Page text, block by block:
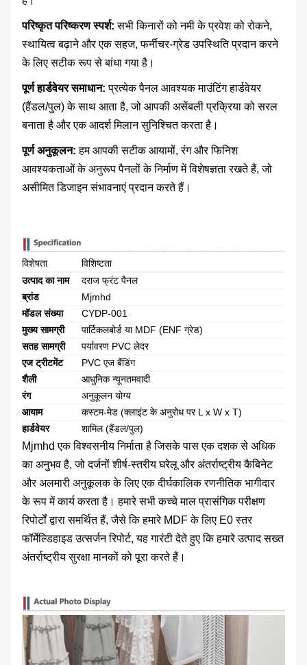
परिष्कृत परिष्करण स्पर्श: ​ सभी किनारों को नमी के प्रवेश को रोकने,
स्थायित्व बढ़ाने और एक सहज, फर्नीचर-ग्रेड उपस्थिति प्रदान करने
के लिए सटीक रूप से बांधा गया है।
पूर्ण हार्डवेयर समाधान: ​ प्रत्येक पैनल आवश्यक माउंटिंग हार्डवेयर
(हैंडल/पुल) के साथ आता है, जो आपकी असेंबली प्रक्रिया को सरल
बनाता है और एक आदर्श मिलान सुनिश्चित करता है।
पूर्ण अनुकूलन: ​ हम आपकी सटीक आयामों, रंग और फिनिश
आवश्यकताओं के अनुरूप पैनलों के निर्माण में विशेषज्ञता रखते हैं, जो
असीमित डिजाइन संभावनाएं प्रदान करते हैं।
विशेषता
विशिष्टता
उत्पाद का नाम
दराज फ्रंट पैनल
ब्रांड
Mjmhd
मॉडल संख्या
CYDP-001
मुख्य सामग्री
पार्टिकलबोर्ड या MDF (ENF ग्रेड)
सतह सामग्री
पर्यावरण PVC लेदर
एज ट्रीटमेंट
PVC एज बैंडिंग
शैली
आधुनिक न्यूनतमवादी
रंग
अनुकूलन योग्य
आयाम
कस्टम-मेड (क्लाइंट के अनुरोध पर L x W x T)
हार्डवेयर
शामिल (हैंडल/पुल)
Mjmhd एक विश्वसनीय निर्माता है जिसके पास एक दशक से अधिक
का अनुभव है, जो दर्जनों शीर्ष-स्तरीय घरेलू और अंतर्राष्ट्रीय कैबिनेट
और अलमारी अनुकूलक के लिए एक दीर्घकालिक रणनीतिक भागीदार
के रूप में कार्य करता है। हमारे सभी कच्चे माल प्रासंगिक परीक्षण
रिपोर्टों द्वारा समर्थित हैं, जैसे कि हमारे MDF के लिए E0 स्तर
फॉर्मेल्डिहाइड उत्सर्जन रिपोर्ट, यह गारंटी देते हुए कि हमारे उत्पाद सख्त
अंतर्राष्ट्रीय सुरक्षा मानकों को पूरा करते हैं।